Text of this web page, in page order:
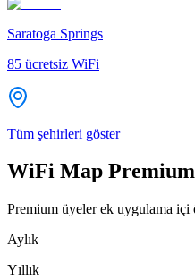
Saratoga Springs
85 ücretsiz WiFi
Tüm şehirleri göster
WiFi Map Premium
Premium üyeler ek uygulama
Aylık
Yıllık